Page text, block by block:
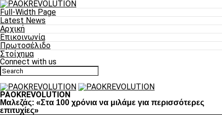
Full-Width Page
Latest News
Αρχική
Επικοινωνία
Πρωτοσέλιδο
Στοίχημα
Connect with us
PAOKREVOLUTION
Μαλεζάς: «Στα 100 χρόνια να μιλάμε για περισσότερες
επιτυχίες»